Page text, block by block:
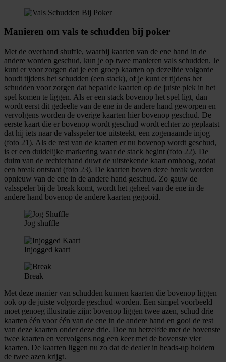
Manieren om vals te schudden bij poker
Met de overhand shuffle, waarbij kaarten van de ene hand in de
andere worden geschud, kun je op twee manieren vals schudden. Je
kunt er voor zorgen dat je een groep kaarten op dezelfde volgorde
houdt tijdens het schudden (een stack), of je kunt er tijdens het
schudden voor zorgen dat bepaalde kaarten op de juiste plek in het
spel komen te liggen. Als er een stack bovenop het spel ligt, dan
wordt eerst dit gedeelte van de ene in de andere hand geworpen en
vervolgens worden de overige kaarten hier bovenop geschud. De
eerste kaart die er bovenop wordt geschud wordt echter zo geplaatst
dat hij iets naar de valsspeler toe uitsteekt, een zogenaamde injog
(foto 21). Als de rest van de kaarten er nu bovenop wordt geschud,
is er een duidelijke markering waar de stack begint (foto 22). De
duim van de rechterhand duwt de uitstekende kaart omhoog, zodat
een break ontstaat (foto 23). De kaarten boven deze break worden
opnieuw van de ene in de andere hand geschud. Zo gauw de
valsspeler bij de break komt, wordt het geheel van de ene in de
andere hand bovenop de andere kaarten gegooid.
Jog shuffle
Injogged kaart
Break
Met deze manier van schudden kunnen kaarten die bovenop liggen
ook op de juiste volgorde geschud worden. Een simpel voorbeeld
moet genoeg illustratie zijn: bovenop liggen twee azen, schud drie
kaarten één voor één van de ene in de andere hand en gooi de rest
van deze kaarten onder deze drie. Doe nu hetzelfde met de bovenste
twee kaarten en vervolgens nog een keer met de bovenste vier
kaarten. De kaarten liggen nu zo dat de dealer in heads-up holdem
de twee azen krijgt.